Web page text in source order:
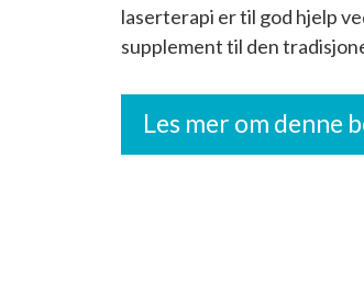
laserterapi er til god hjelp
supplement til den
Les mer om denne